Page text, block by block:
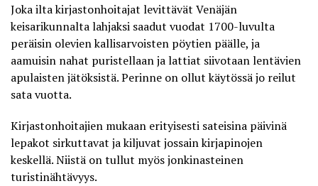
Joka ilta kirjastonhoitajat levittävät Venäjän
keisarikunnalta lahjaksi saadut vuodat 1700-luvulta
peräisin olevien kallisarvoisten pöytien päälle, ja
aamuisin nahat puristellaan ja lattiat siivotaan lentävien
apulaisten jätöksistä. Perinne on ollut käytössä jo reilut
sata vuotta.
Kirjastonhoitajien mukaan erityisesti sateisina päivinä
lepakot sirkuttavat ja kiljuvat jossain kirjapinojen
keskellä. Niistä on tullut myös jonkinasteinen
turistinähtävyys.